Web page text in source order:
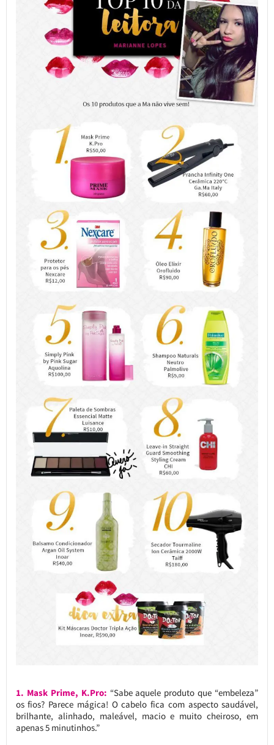
1. Mask Prime, K.Pro: “Sabe aquele produto que “embeleza”
os fios? Parece mágica! O cabelo fica com aspecto saudável,
brilhante, alinhado, maleável, macio e muito cheiroso, em
apenas 5 minutinhos.”